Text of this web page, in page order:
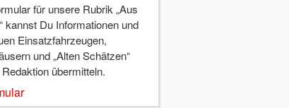
für unsere Rubrik „Aus
kannst Du Informationen und
Einsatzfahrzeugen,
und „Alten Schätzen“
übermitteln.